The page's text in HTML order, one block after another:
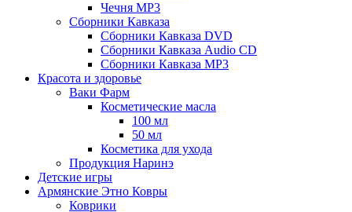
Чечня MP3
Сборники Кавказа
Сборники Кавказа DVD
Сборники Кавказа Audio CD
Сборники Кавказа MP3
Красота и здоровье
Ваки Фарм
Косметические масла
100 мл
50 мл
Косметика для ухода
Продукция Наринэ
Детские игры
Армянские Этно Ковры
Коврики